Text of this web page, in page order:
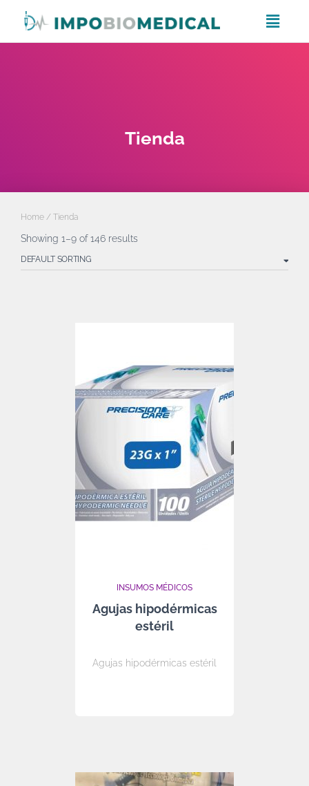
Tienda
Home / Tienda
Showing 1–9 of 146 results
INSUMOS MÉDICOS
Agujas hipodérmicas
estéril
Agujas hipodérmicas estéril